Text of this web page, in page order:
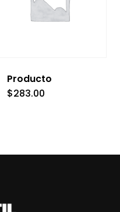
Producto
$283.00